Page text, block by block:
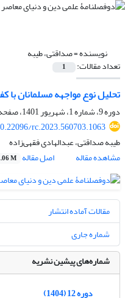
نویسنده =صداقتی، طیبه
تعداد مقالات: 1
تحلیل نوع مواجهه مسلمانان با کفار:
دوره 9، شماره 1، شهریور 1401، صفحه
rc.2023.560703.1063
طیبه صداقتی، عبدالهادی فقهی‌زاده
مشاهده مقاله
اصل مقاله M
مقالات آماده انتشار
شماره جاری
شماره‌های پیشین نشریه
دوره 12 (1404)